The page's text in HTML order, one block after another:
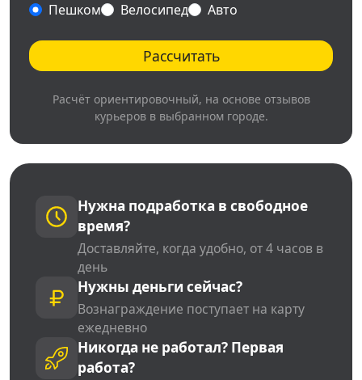
Пешком
Велосипед Авто
Рассчитать
Расчёт ориентировочный, на основе отзывов
курьеров в выбранном городе.
Нужна подработка в свободное
время?
Доставляйте, когда удобно, от 4 часов в
день
Нужны деньги сейчас?
Вознаграждение поступает на карту
ежедневно
Никогда не работал? Первая
работа?